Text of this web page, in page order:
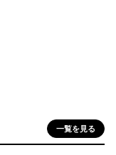
一覧を見る